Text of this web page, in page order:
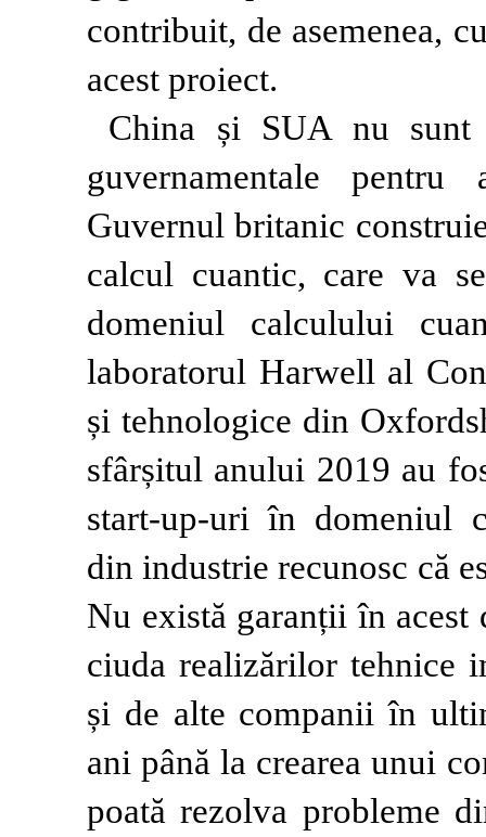
contribuit, de asemenea,
acest proiect.
China și SUA nu sunt
guvernamentale pentru
Guvernul britanic
calcul cuantic, care va
domeniul calculului
laboratorul Harwell al
și tehnologice din
sfârșitul anului 2019 au
start-up-uri în domeniul
din industrie recunosc că
Nu există garanții în
ciuda realizărilor tehnice
și de alte companii în
ani până la crearea unui
poată rezolva probleme